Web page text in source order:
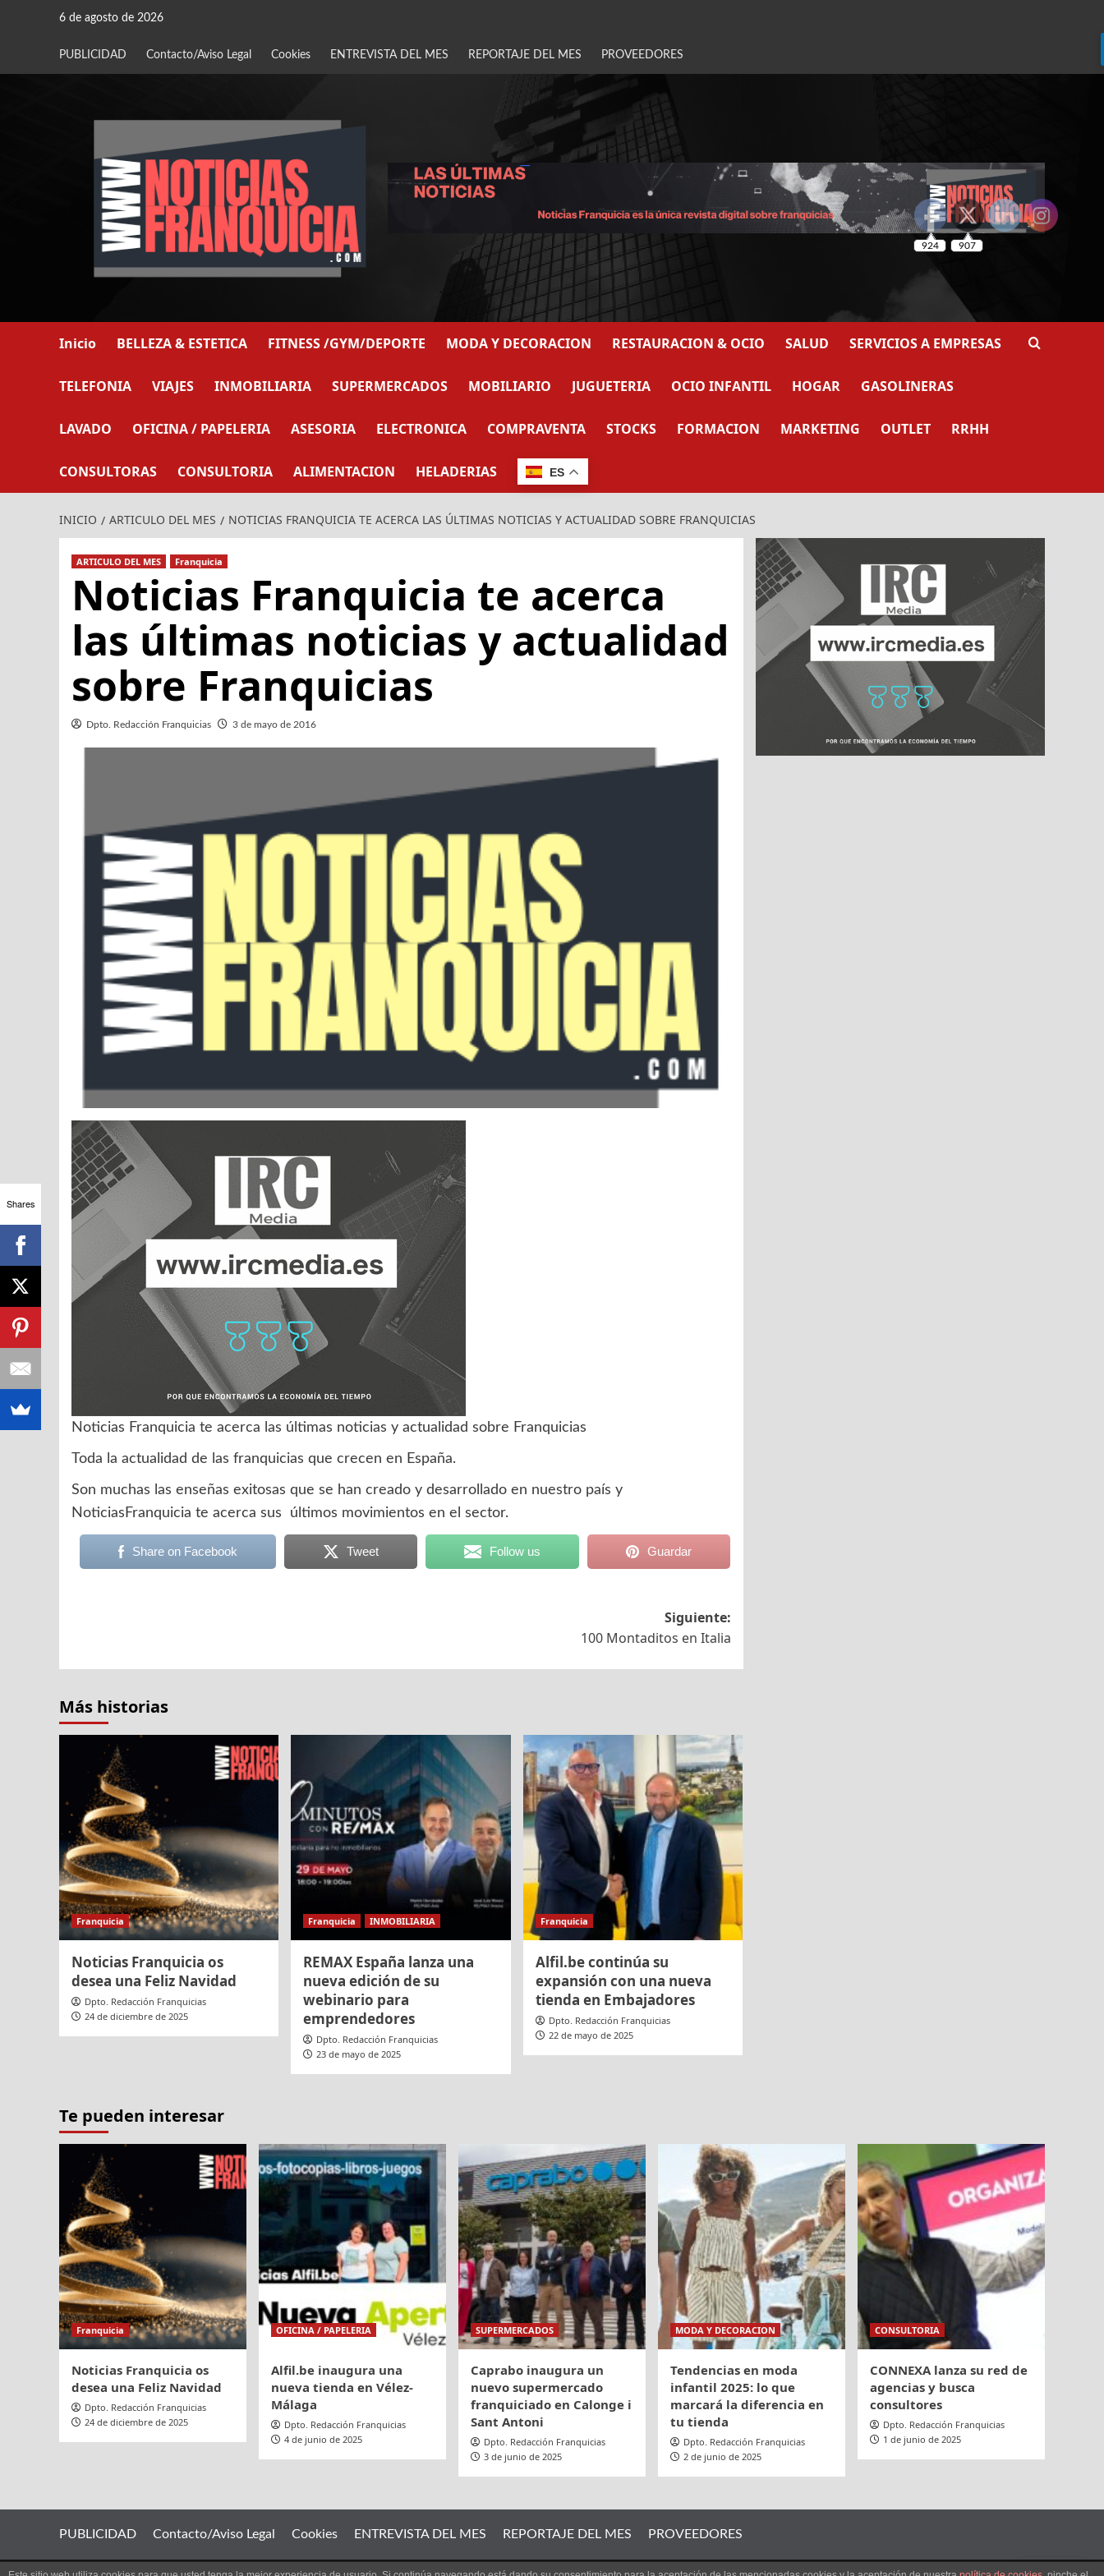
6 de agosto de 2026
PUBLICIDAD Contacto/Aviso Legal Cookies ENTREVISTA DEL MES REPORTAJE DEL MES PROVEEDORES
Inicio BELLEZA & ESTETICA FITNESS /GYM/DEPORTE MODA Y DECORACION RESTAURACION & OCIO SALUD SERVICIOS A EMPRESAS
TELEFONIA VIAJES INMOBILIARIA SUPERMERCADOS MOBILIARIO JUGUETERIA OCIO INFANTIL HOGAR GASOLINERAS
LAVADO OFICINA / PAPELERIA ASESORIA ELECTRONICA COMPRAVENTA STOCKS FORMACION MARKETING OUTLET RRHH
CONSULTORAS CONSULTORIA ALIMENTACION HELADERIAS ES
INICIO ARTICULO DEL MES NOTICIAS FRANQUICIA TE ACERCA LAS ÚLTIMAS NOTICIAS Y ACTUALIDAD SOBRE FRANQUICIAS
ARTICULO DEL MES Franquicia
Noticias Franquicia te acerca
las últimas noticias y actualidad
sobre Franquicias
Dpto. Redacción Franquicias 3 de mayo de 2016
Noticias Franquicia te acerca las últimas noticias y actualidad sobre Franquicias
Toda la actualidad de las franquicias que crecen en España.
Son muchas las enseñas exitosas que se han creado y desarrollado en nuestro país y
NoticiasFranquicia te acerca sus últimos movimientos en el sector.
Share on Facebook Tweet Follow us Guardar
entradas
Siguiente:
100 Montaditos en Italia
Más historias
Franquicia
Noticias Franquicia os
desea una Feliz Navidad
Dpto. Redacción Franquicias
24 de diciembre de 2025
Franquicia INMOBILIARIA
REMAX España lanza una
nueva edición de su
webinario para
emprendedores
Dpto. Redacción Franquicias
23 de mayo de 2025
Franquicia
Alfil.be continúa su
expansión con una nueva
tienda en Embajadores
Dpto. Redacción Franquicias
22 de mayo de 2025
Te pueden interesar
Franquicia
Noticias Franquicia os
desea una Feliz Navidad
Dpto. Redacción Franquicias
24 de diciembre de 2025
OFICINA / PAPELERIA
Alfil.be inaugura una
nueva tienda en Vélez-
Málaga
Dpto. Redacción Franquicias
4 de junio de 2025
SUPERMERCADOS
Caprabo inaugura un
nuevo supermercado
franquiciado en Calonge i
Sant Antoni
Dpto. Redacción Franquicias
3 de junio de 2025
MODA Y DECORACION
Tendencias en moda
infantil 2025: lo que
marcará la diferencia en
tu tienda
Dpto. Redacción Franquicias
2 de junio de 2025
CONSULTORIA
CONNEXA lanza su red de
agencias y busca
consultores
Dpto. Redacción Franquicias
1 de junio de 2025
PUBLICIDAD Contacto/Aviso Legal Cookies ENTREVISTA DEL MES REPORTAJE DEL MES PROVEEDORES
Shares